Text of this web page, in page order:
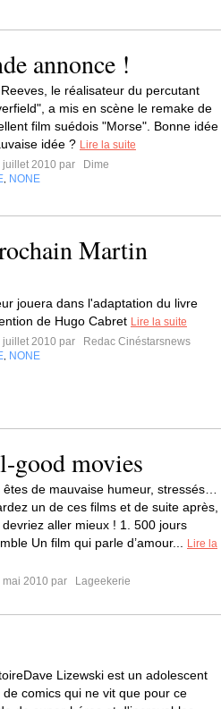
annonce !
le réalisateur du percutant
a mis en scène le remake de
film suédois "Morse". Bonne idée
idée ? Lire la suite
juillet 2010 par
Dime
NONE
Martin
jouera dans l'adaptation du livre
de Hugo Cabret Lire la suite
juillet 2010 par
Redac Cinéstarsnews
NONE
good movies
êtes de mauvaise humeur, stressés…
un de ces films et de suite après,
devriez aller mieux ! 1. 500 jours
Un film qui parle d’amour...
Lire la
mai 2010 par
Lageekerie
Lizewski est un adolescent
de comics qui ne vit que pour ce